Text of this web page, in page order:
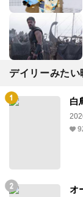
デイリーみた
白
オ